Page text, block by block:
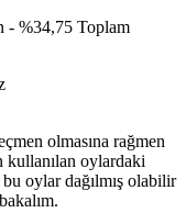
- %34,75 Toplam
olmasına rağmen
kullanılan oylardaki
oylar dağılmış olabilir